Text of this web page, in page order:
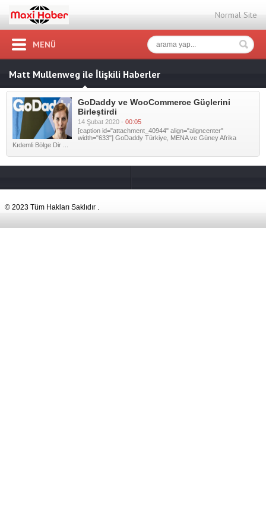
Normal Site
MENÜ
Matt Mullenweg ile İlişkili Haberler
GoDaddy ve WooCommerce Güçlerini
Birleştirdi
14 Şubat 2020 - 00:05
[caption id="attachment_40944" align="aligncenter"
width="633"] GoDaddy Türkiye, MENA ve Güney Afrika
Kıdemli Bölge Dir ...
© 2023 Tüm Hakları Saklıdır .